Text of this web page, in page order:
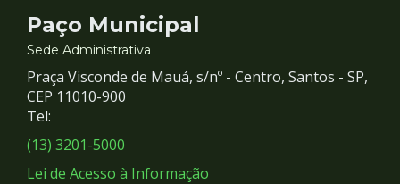
Contato
e
Redes
Sociais
Paço Municipal
Sede Administrativa
Praça Visconde de Mauá, s/nº - Centro, Santos - SP,
CEP 11010-900
Tel:
(13) 3201-5000
Lei de Acesso à Informação